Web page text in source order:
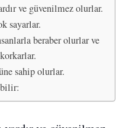
ve güvenilmez olurlar.
sayarlar.
beraber olurlar ve
sahip olurlar.